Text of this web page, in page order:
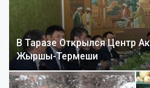
В Таразе Открылся Центр
Жыршы-Термеши